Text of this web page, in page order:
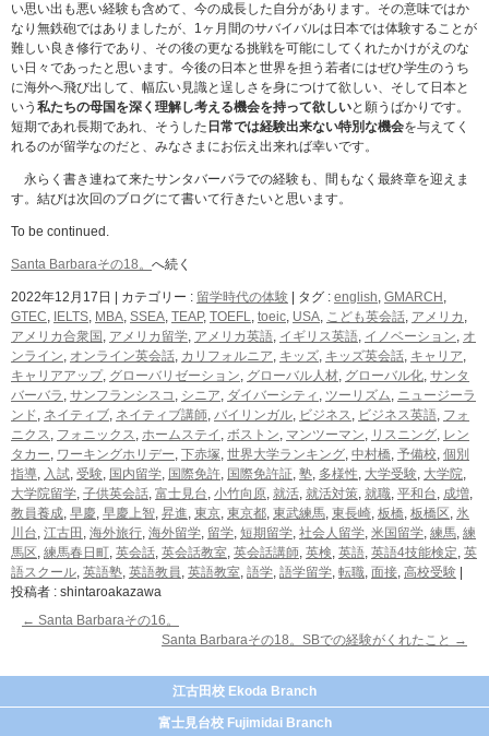
い思い出も悪い経験も含めて、今の成長した自分があります。その意味ではか
なり無鉄砲ではありましたが、1ヶ月間のサバイバルは日本では体験することが
難しい良き修行であり、その後の更なる挑戦を可能にしてくれたかけがえのな
い日々であったと思います。今後の日本と世界を担う若者にはぜひ学生のうち
に海外へ飛び出して、幅広い見識と逞しさを身につけて欲しい、そして日本と
いう 私たちの母国を深く理解し考える機会を持って欲しいと願うばかりです。
短期であれ長期であれ、そうした 日常では経験出来ない特別な機会を与えてく
れるのが留学なのだと、みなさまにお伝え出来れば幸いです。
永らく書き連ねて来たサンタバーバラでの経験も、間もなく最終章を迎えま
す。結びは次回のブログにて書いて行きたいと思います。
To be continued.
Santa Barbaraその18。 へ続く
2022年12月17日 カテゴリー : 留学時代の体験 タグ : english, GMARCH ,
GTEC, IELTS, MBA, SSEA, TEAP, TOEFL, toeic, USA, こども英会話, アメリカ ,
アメリカ合衆国 , アメリカ留学, アメリカ英語, イギリス英語, イノベーション, オ
ンライン, オンライン英会話, カリフォルニア, キッズ, キッズ英会話, キャリア,
キャリアアップ, グローバリゼーション, グローバル人材, グローバル化, サンタ
バーバラ , サンフランシスコ , シニア, ダイバーシティ , ツーリズム, ニュージーラ
ンド, ネイティブ, ネイティブ講師, バイリンガル, ビジネス, ビジネス英語, フォ
ニクス, フォニックス, ホームステイ , ボストン, マンツーマン, リスニング, レン
タカー, ワーキングホリデー, 下赤塚, 世界大学ランキング, 中村橋, 予備校, 個別
指導, 入試, 受験, 国内留学, 国際免許, 国際免許証, 塾, 多様性, 大学受験, 大学院,
大学院留学, 子供英会話, 富士見台, 小竹向原, 就活, 就活対策, 就職, 平和台, 成増,
教員養成, 早慶, 早慶上智, 昇進, 東京, 東京都, 東武練馬, 東長崎, 板橋, 板橋区, 氷
川台, 江古田 , 海外旅行, 海外留学, 留学, 短期留学, 社会人留学, 米国留学, 練馬, 練
馬区, 練馬春日町, 英会話, 英会話教室, 英会話講師, 英検, 英語, 英語4技能検定, 英
語スクール, 英語塾, 英語教員, 英語教室, 語学, 語学留学, 転職, 面接, 高校受験
投稿者 : shintaroakazawa
← Santa Barbaraその16。
Santa Barbaraその18。SBでの経験がくれたこと →
江古田校 Ekoda Branch
富士見台校 Fujimidai Branch